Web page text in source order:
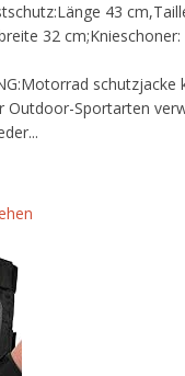
43
32
schutzjacke
Outdoor-Sportarten